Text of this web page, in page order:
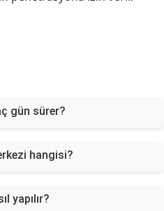
gün sürer?
hangisi?
yapılır?